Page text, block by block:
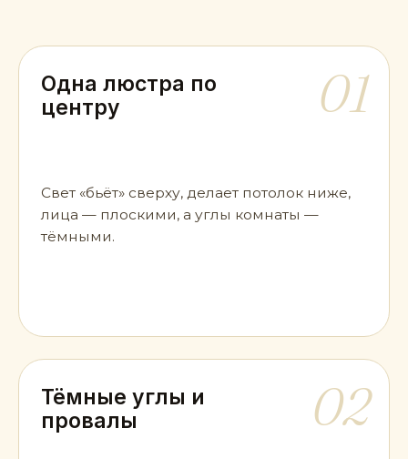
01
Одна люстра по
центру
Свет «бьёт» сверху, делает потолок ниже,
лица — плоскими, а углы комнаты —
тёмными.
02
Тёмные углы и
провалы